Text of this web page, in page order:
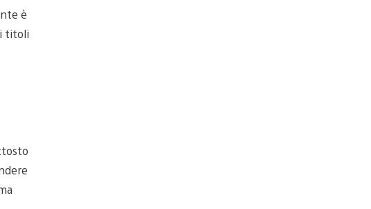
è
titoli